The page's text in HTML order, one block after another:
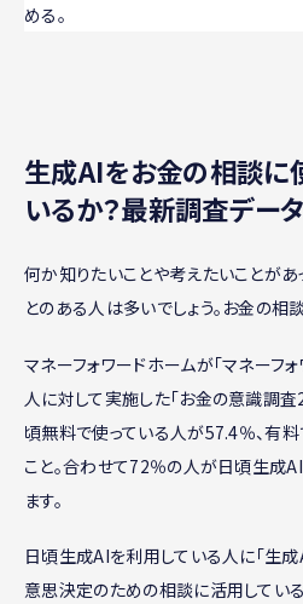
める。
生成AIをお金の相談に
いるか？最新調査デー
何か知りたいことや考えたいことがあ
とのある人は多いでしょう。お金の相
マネーフォワードホームが「マネーフ
人に対して実施した「お金の意識調査
頃無料で使っている人が57.4％、有
こと。合わせて72％の人が日頃生成
ます。
日頃生成AIを利用している人に「生
意思決定のための相談に活用してい